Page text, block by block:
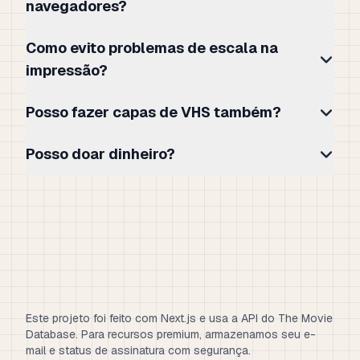
navegadores?
Como evito problemas de escala na
impressão?
Posso fazer capas de VHS também?
Posso doar dinheiro?
Este projeto foi feito com Next.js e usa a API do The Movie
Database. Para recursos premium, armazenamos seu e-
mail e status de assinatura com segurança.